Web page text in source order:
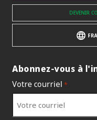
DEVENIR
Abonnez-vous à
Votre courriel *